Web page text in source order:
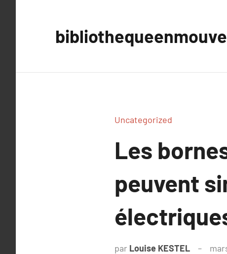
Uncategorized
Les
peuvent
par Louise KESTEL